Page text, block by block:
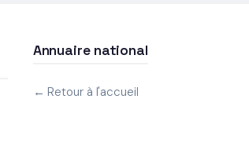
Annuaire national
← Retour à l'accueil